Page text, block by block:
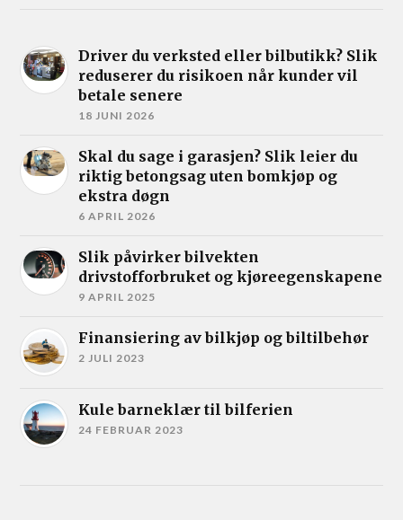
Driver du verksted eller bilbutikk? Slik
reduserer du risikoen når kunder vil
betale senere
18 JUNI 2026
Skal du sage i garasjen? Slik leier du
riktig betongsag uten bomkjøp og
ekstra døgn
6 APRIL 2026
Slik påvirker bilvekten
drivstofforbruket og kjøreegenskapene
9 APRIL 2025
Finansiering av bilkjøp og biltilbehør
2 JULI 2023
Kule barneklær til bilferien
24 FEBRUAR 2023